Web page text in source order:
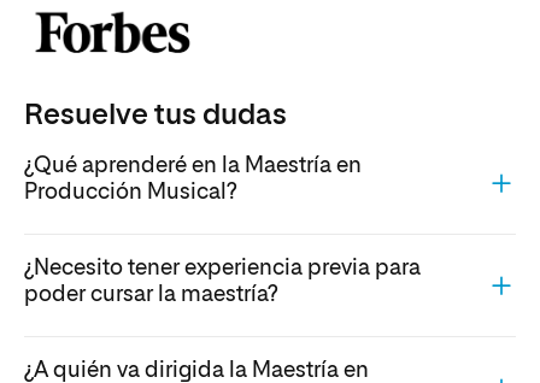
Resuelve tus dudas
¿Qué aprenderé en la Maestría en
Producción Musical?
¿Necesito tener experiencia previa para
poder cursar la maestría?
¿A quién va dirigida la Maestría en